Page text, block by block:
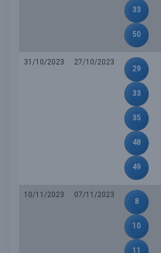
33
50
31/10/2023
27/10/2023
29
33
35
48
49
10/11/2023
07/11/2023
8
10
11